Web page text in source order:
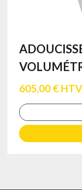
605,00 €